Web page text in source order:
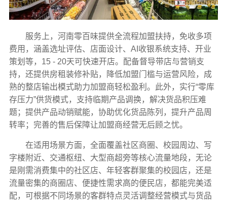
服务上，河南零百味提供全流程加盟扶持，免收多项
费用，涵盖选址评估、店面设计、AI收银系统支持、开业
策划等，15 - 20天可快速开店。配备督导带店与营销支
持，还提供房租装修补贴，降低加盟门槛与运营风险，成
熟的整店输出模式助力加盟商轻松盈利。此外，实行“零库
存压力”供货模式，支持临期产品调换，解决货品积压难
题；提供产品动销赋能，协助优化货品陈列，提升产品周
转率；完善的售后保障让加盟商经营无后顾之忧。
在适用场景方面，全面覆盖社区商圈、校园周边、写
字楼附近、交通枢纽、大型商超旁等核心流量地段，无论
是刚需消费集中的社区店、年轻客群聚集的校园店，还是
流量密集的商圈店、便捷性需求高的便民店，都能完美适
配，可根据不同场景的客群特点灵活调整经营模式与货品